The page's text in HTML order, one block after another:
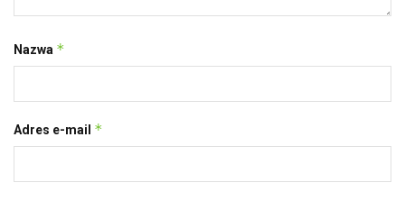
Nazwa *
Adres e-mail *